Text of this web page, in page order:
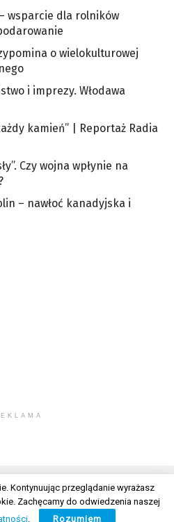
wsparcie dla rolników
o wielokulturowej
i imprezy. Włodawa
kamień” | Reportaż Radia
Czy wojna wpłynie na
– nawłoć kanadyjska i
Radio Lublin S.A. w likwidacji
Kontynuując przeglądanie wyrażasz
Zachęcamy do odwiedzenia naszej
. Rozumiem